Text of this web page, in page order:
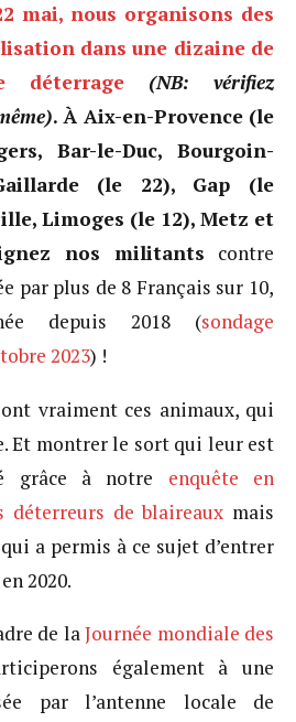
mai, nous organisons des
dans une dizaine de
(NB: vérifiez
. À Aix-en-Provence (le
Bar-le-Duc, Bourgoin-
(le 22), Gap (le
Limoges (le 12), Metz et
nos militants contre
par plus de 8 Français sur 10,
depuis 2018 (sondage
2023) !
vraiment ces animaux, qui
Et montrer le sort qui leur est
grâce à notre
enquête en
de blaireaux mais
a permis à ce sujet d’entrer
2020.
de laJournée mondiale des
également à une
par l’antenne locale de